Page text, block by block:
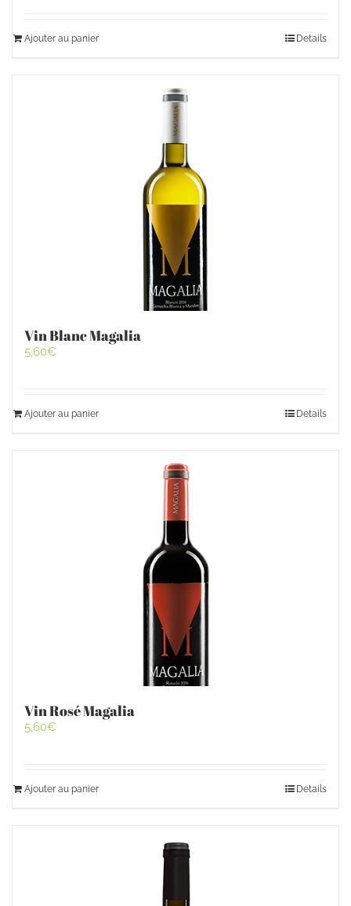
Ajouter au panier Details
Vin Blanc Magalia
5,60€
Ajouter au panier Details
Vin Rosé Magalia
5,60€
Ajouter au panier Details